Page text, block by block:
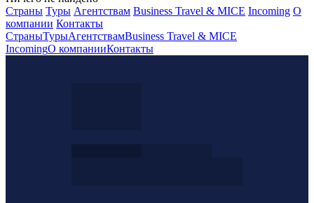
Страны Туры Агентствам Business Travel & MICE Incoming О
компании Контакты
СтраныТурыАгентствамBusiness Travel & MICE
IncomingО компанииКонтакты